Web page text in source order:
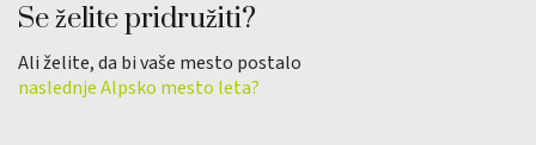
Se želite pridružiti?
Ali želite, da bi vaše mesto postalo
naslednje Alpsko mesto leta?